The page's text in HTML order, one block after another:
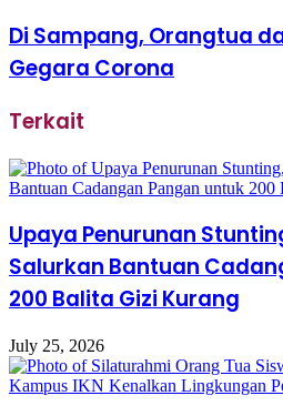
Di Sampang, Orangtua
Gegara Corona
Terkait
Upaya Penurunan
Salurkan Bantuan
200 Balita Gizi Kurang
July 25, 2026